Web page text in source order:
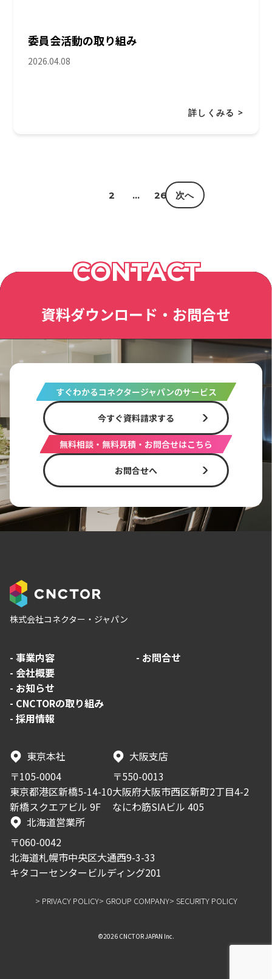
委員会活動の取り組み
2026.04.08
詳しくみる >
2 … 26 次へ
CONTACT
資料ダウンロード・お問合せ
すぐわかるコネクタージャパンのサービス
今すぐ資料請求する
無料相談・無料見積・お問合せはこちら
お問合せへ
株式会社コネクター・ジャパン
東京本社
〒105-0004
東京都港区新橋5-14-10
新橋スクエアビル 9F
大阪支店
〒550-0013
大阪府大阪市西区新町2丁目4-2
なにわ筋SIAビル 405
北海道営業所
〒060-0042
北海道札幌市中央区大通西9-3-33
キタコーセンタービルディング201
- 事業内容
- 会社概要
- お知らせ
- CNCTORの取り組み
- 採用情報
- お問合せ
> PRIVACY POLICY> GROUP COMPANY> SECURITY POLICY
©2026 CNCTOR JAPAN Inc.